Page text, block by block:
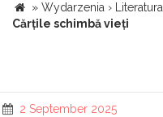
» Wydarzenia › Literatura
Cărțile schimbă vieți
2 September 2025